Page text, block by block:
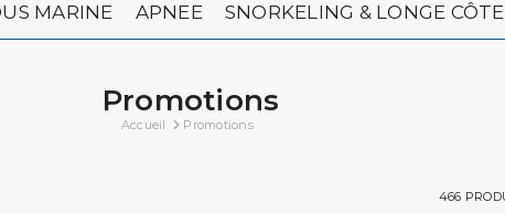
MARINE APNEE SNORKELING & LONGE CÔTE
Promotions
Accueil Promotions
466